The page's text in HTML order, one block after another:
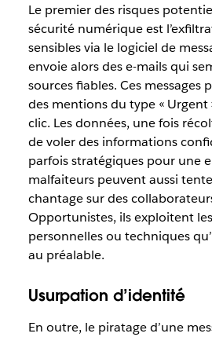
Le premier des risques
sécurité numérique est
sensibles via le logiciel de
envoie alors des e-mails qui
sources fiables. Ces
des mentions du type « Urgent
clic. Les données, une fois
de voler des informations
parfois stratégiques pour une
malfaiteurs peuvent aussi
chantage sur des
Opportunistes, ils exploitent
personnelles ou techniques
au préalable.
Usurpation d’identité
En outre, le piratage d’une